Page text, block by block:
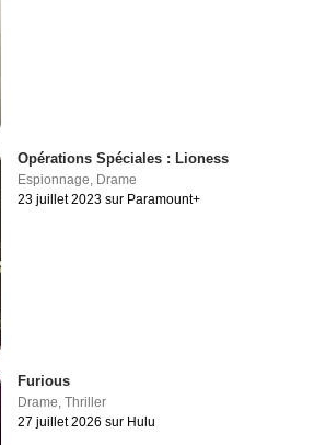
Opérations Spéciales : Lioness
Espionnage Drame
23 juillet 2023 sur Paramount+
Furious
Drame,Thriller
27 juillet 2026 sur Hulu